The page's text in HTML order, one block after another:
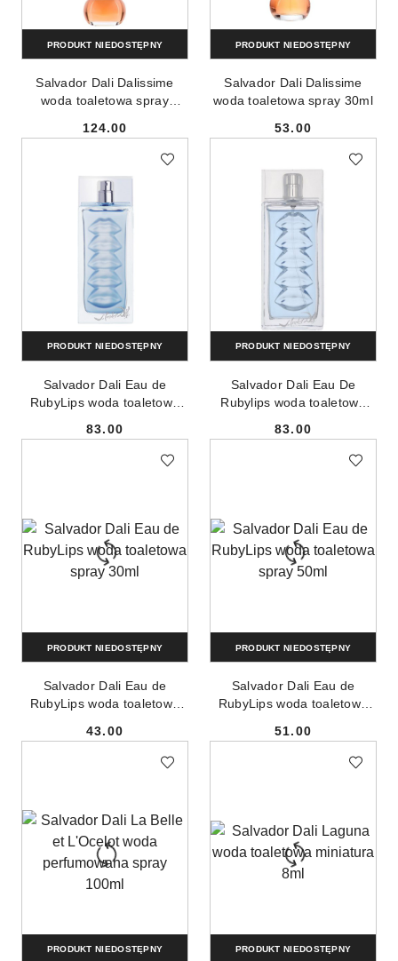
Salvador Dali Dalissime
woda toaletowa spray
Cena:
124.00
PRODUKT NIEDOSTĘPNY
Salvador Dali Dalissime
woda toaletowa spray 30ml
Cena:
53.00
PRODUKT NIEDOSTĘPNY
Salvador Dali Eau de
RubyLips woda toaletowa
Cena:
83.00
PRODUKT NIEDOSTĘPNY
Salvador Dali Eau De
Rubylips woda toaletowa
Cena:
83.00
PRODUKT NIEDOSTĘPNY
Salvador Dali Eau de
RubyLips woda toaletowa
Cena:
43.00
PRODUKT NIEDOSTĘPNY
Salvador Dali Eau de
RubyLips woda toaletowa
Cena:
51.00
PRODUKT NIEDOSTĘPNY
PRODUKT NIEDOSTĘPNY PRODUKT NIEDOSTĘPNY